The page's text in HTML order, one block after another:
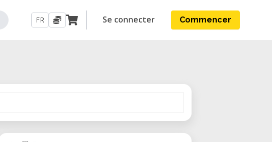
FR Se connecter Commencer